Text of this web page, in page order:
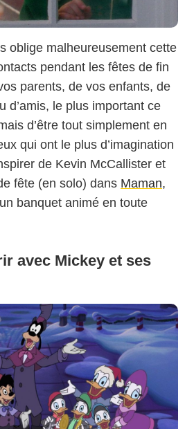
oblige malheureusement cette
pendant les fêtes de fin
parents, de vos enfants, de
le plus important ce
d’être tout simplement en
qui ont le plus d’imagination
de Kevin McCallister et
fête (en solo) dans Maman,
banquet animé en toute
avec Mickey et ses